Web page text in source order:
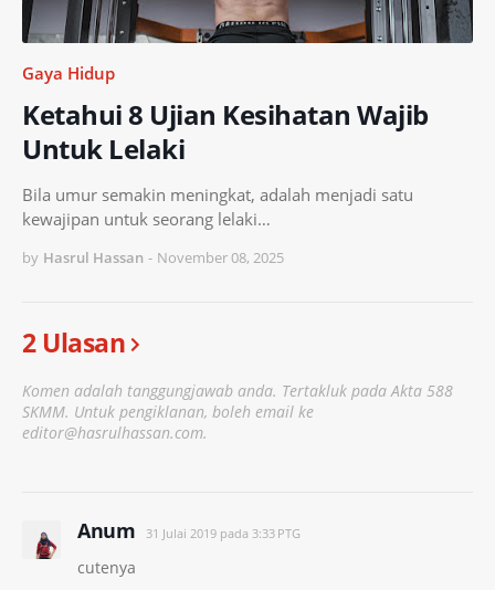
Gaya Hidup
Ketahui 8 Ujian Kesihatan Wajib
Untuk Lelaki
Bila umur semakin meningkat, adalah menjadi satu
kewajipan untuk seorang lelaki…
by Hasrul Hassan - November 08, 2025
2 Ulasan
Komen adalah tanggungjawab anda. Tertakluk pada Akta 588
SKMM. Untuk pengiklanan, boleh email ke
editor@hasrulhassan.com.
Anum 31 Julai 2019 pada 3:33 PTG
cutenya